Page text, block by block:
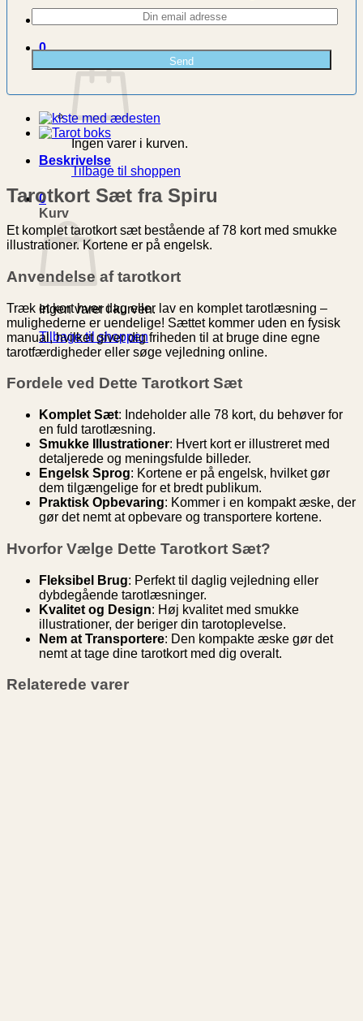
0
Ingen varer i kurven.
Tilbage til shoppen
0
Kurv
Ingen varer i kurven.
Tilbage til shoppen
Beskrivelse
Tarotkort Sæt fra Spiru
Et komplet tarotkort sæt bestående af 78 kort med smukke
illustrationer. Kortene er på engelsk.
Anvendelse af tarotkort
Træk et kort hver dag eller lav en komplet tarotlæsning –
mulighederne er uendelige! Sættet kommer uden en fysisk
manual, hvilket giver dig friheden til at bruge dine egne
tarotfærdigheder eller søge vejledning online.
Fordele ved Dette Tarotkort Sæt
Komplet Sæt: Indeholder alle 78 kort, du behøver for
en fuld tarotlæsning.
Smukke Illustrationer: Hvert kort er illustreret med
detaljerede og meningsfulde billeder.
Engelsk Sprog: Kortene er på engelsk, hvilket gør
dem tilgængelige for et bredt publikum.
Praktisk Opbevaring: Kommer i en kompakt æske, der
gør det nemt at opbevare og transportere kortene.
Hvorfor Vælge Dette Tarotkort Sæt?
Fleksibel Brug: Perfekt til daglig vejledning eller
dybdegående tarotlæsninger.
Kvalitet og Design: Høj kvalitet med smukke
illustrationer, der beriger din tarotoplevelse.
Nem at Transportere: Den kompakte æske gør det
nemt at tage dine tarotkort med dig overalt.
Relaterede varer